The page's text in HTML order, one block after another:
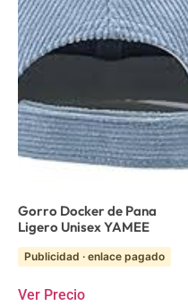
Gorro Docker de Pana
Ligero Unisex YAMEE
Publicidad · enlace pagado
Ver Precio